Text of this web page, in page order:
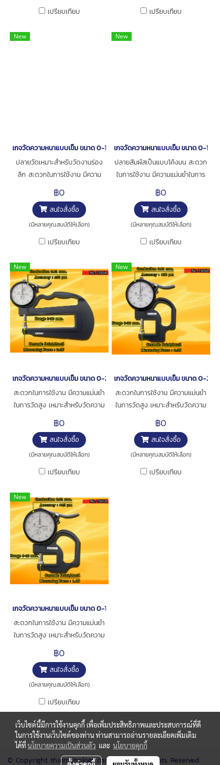
เปรียบเทียบ เปรียบเทียบ
New
เกจวัดความหนาแบบเข็ม ขนาด 0-10มิล [series 7315A]
ปลายวัดเหมาะสำหรับวัดงานร่อง
ลึก สะดวกในการใช้งาน มีความ
แม่นยำในการวัดสูง การใช้งาน :
สำหรับวัดความหนาชิ้นงาน
฿0
สนใจสั่งซื้อ
(มีหลายคุณสมบัติให้เลือก)
เปรียบเทียบ
New
เกจวัดความหนาแบบเข็ม ขนาด 0-10มิ
ปลายสัมผัสเป็นแบบโค้งมน สะดวก
ในการใช้งาน มีความแม่นยำในการ
วัดสูง เหมาะสำหรับวัดความหนา
ของเลนซ์ การใช้งาน : สำหรับวัด
ความหนาชิ้นงาน
฿0
สนใจสั่งซื้อ
(มีหลายคุณสมบัติให้เลือก)
เปรียบเทียบ
New
เกจวัดความหนาแบบเข็ม ขนาด 0-20มิล [series 7323A]
สะดวกในการใช้งาน มีความแม่นยำ
ในการวัดสูง เหมาะสำหรับวัดความ
หนาของกระดาษ ฟิล์ม หรือ อื่นๆ
การใช้งาน : สำหรับวัดความหนาชิ้น
งาน
฿0
สนใจสั่งซื้อ
(มีหลายคุณสมบัติให้เลือก)
เปรียบเทียบ
New
เกจวัดความหนาแบบเข็ม ขนาด 0-20
สะดวกในการใช้งาน มีความแม่นยำ
ในการวัดสูง เหมาะสำหรับวัดความ
หนาของกระดาษ ฟิล์ม หรือ อื่นๆ
การใช้งาน : สำหรับวัดความหนาชิ้น
งาน
฿0
สนใจสั่งซื้อ
(มีหลายคุณสมบัติให้เลือก)
เปรียบเทียบ
New
เกจวัดความหนาแบบเข็ม ขนาด 0-10มิล [series 7301A]
สะดวกในการใช้งาน มีความแม่นยำ
ในการวัดสูง เหมาะสำหรับวัดความ
หนาของกระดาษ ฟิล์ม หรือ อื่นๆ
การใช้งาน : สำหรับวัดความหนาชิ้น
งาน
฿0
สนใจสั่งซื้อ
(มีหลายคุณสมบัติให้เลือก)
เปรียบเทียบ
© Copyright thaimetrology.com 2026. All Rights Reserved.
เว็บไซต์นี้มีการใช้งานคุกกี้ เพื่อเพิ่มประสิทธิภาพและประสบการณ์ที่ดี
ในการใช้งานเว็บไซต์ของท่าน ท่านสามารถอ่านรายละเอียดเพิ่มเติม
ได้ที่นโยบายความเป็นส่วนตัว และ นโยบายคุกกี้